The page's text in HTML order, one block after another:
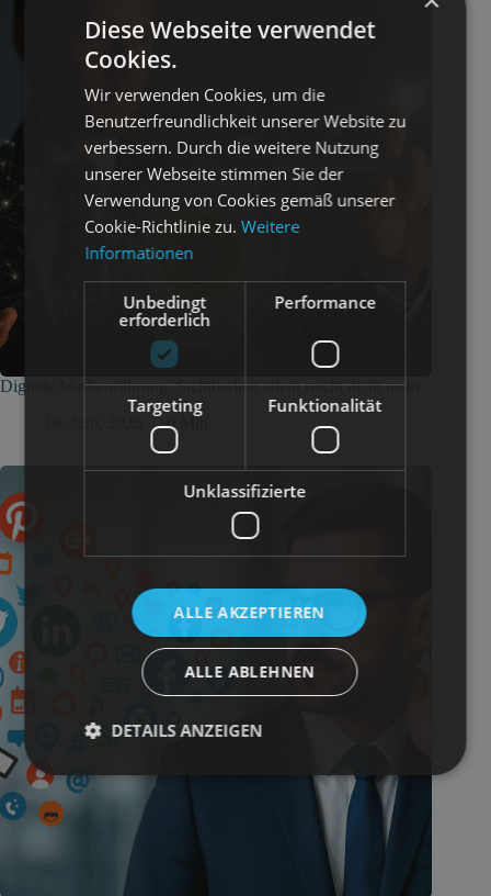
Digitale Markenführung: Sichtbarkeit allein reicht nicht mehr
6 Min
Diese Webseite verwendet
Cookies.
Wir verwenden Cookies, um die
Benutzerfreundlichkeit unserer Website zu
verbessern. Durch die weitere Nutzung
unserer Webseite stimmen Sie der
Verwendung von Cookies gemäß unserer
Cookie-Richtlinie zu.Weitere
Informationen
Unbedingt
erforderlich
Performance
Targeting Funktionalität
Unklassifizierte
ALLE AKZEPTIEREN
ALLE ABLEHNEN
DETAILS ANZEIGEN